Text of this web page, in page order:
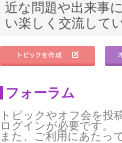
近な問題や出来事
い楽しく交流して
フォーラム
トピックやオフ会を投
ログインが必要です。
また、ご利用にあたっ